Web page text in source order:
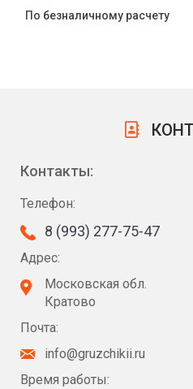
По безналичному расчету
Контакты:
Телефон:
8 (993) 277-75-47
Адрес:
Московская обл.
Кратово
Почта:
info@gruzchikii.ru
Время работы: